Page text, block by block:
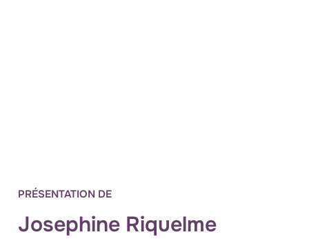
PRÉSENTATION DE
Josephine Riquelme